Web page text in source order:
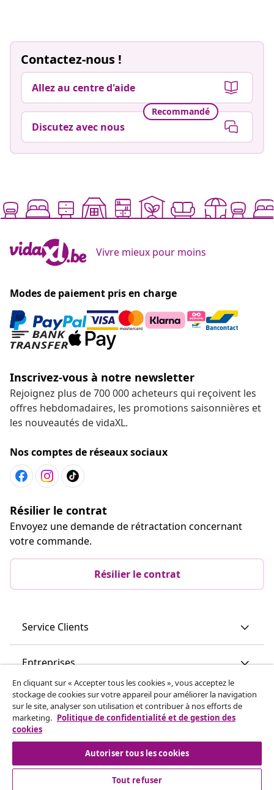
Contactez-nous !
Allez au centre d'aide
Recommandé
Discutez avec nous
Vivre mieux pour moins
Modes de paiement pris en charge
Inscrivez-vous à notre newsletter
Rejoignez plus de 700 000 acheteurs qui reçoivent les
offres hebdomadaires, les promotions saisonnières et
les nouveautés de vidaXL.
Nos comptes de réseaux sociaux
Résilier le contrat
Envoyez une demande de rétractation concernant
votre commande.
Résilier le contrat
Service Clients
Entreprises
vidaXL
Découvrez-en plus
En cliquant sur « Accepter tous les cookies », vous acceptez le
stockage de cookies sur votre appareil pour améliorer la navigation
sur le site, analyser son utilisation et contribuer à nos efforts de
marketing. Politique de confidentialité et de gestion des
cookies
Autoriser tous les cookies
Tout refuser